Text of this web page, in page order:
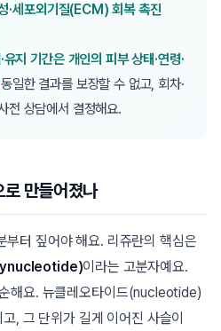
·세포외기질(ECM) 회복 촉진
유지 기간은 개인의 피부 상태·연령·
동일한 결과를 보장할 수 없고, 회차·
전 상담에서 결정해요.
만들어졌나
부터 짚어야 해요. 리쥬란의 핵심은
이라는 고분자예요.
해요. 뉴클레오타이드(nucleotide)
, 그 단위가 길게 이어진 사슬이